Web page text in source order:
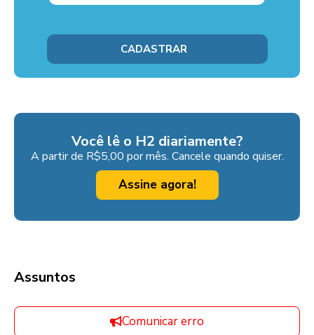
Você lê o H2 diariamente?
A partir de R$5,00 por mês. Cancele quando quiser.
Assine agora!
Assuntos
Comunicar erro